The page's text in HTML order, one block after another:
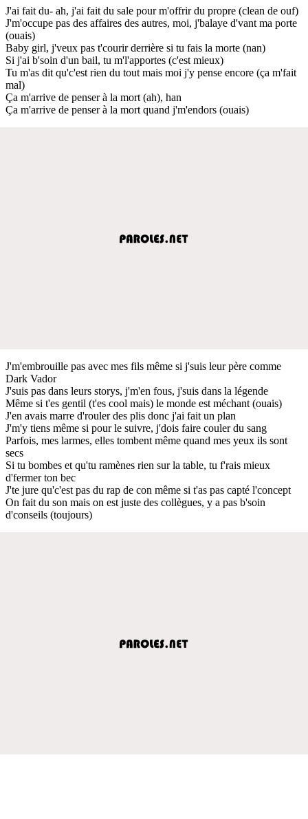
J'ai fait du- ah, j'ai fait du sale pour m'offrir du propre (clean de ouf)
J'm'occupe pas des affaires des autres, moi, j'balaye d'vant ma porte
(ouais)
Baby girl, j'veux pas t'courir derrière si tu fais la morte (nan)
Si j'ai b'soin d'un bail, tu m'l'apportes (c'est mieux)
Tu m'as dit qu'c'est rien du tout mais moi j'y pense encore (ça m'fait
mal)
Ça m'arrive de penser à la mort (ah), han
Ça m'arrive de penser à la mort quand j'm'endors (ouais)
J'm'embrouille pas avec mes fils même si j'suis leur père comme
Dark Vador
J'suis pas dans leurs storys, j'm'en fous, j'suis dans la légende
Même si t'es gentil (t'es cool mais) le monde est méchant (ouais)
J'en avais marre d'rouler des plis donc j'ai fait un plan
J'm'y tiens même si pour le suivre, j'dois faire couler du sang
Parfois, mes larmes, elles tombent même quand mes yeux ils sont
secs
Si tu bombes et qu'tu ramènes rien sur la table, tu f'rais mieux
d'fermer ton bec
J'te jure qu'c'est pas du rap de con même si t'as pas capté l'concept
On fait du son mais on est juste des collègues, y a pas b'soin
d'conseils (toujours)